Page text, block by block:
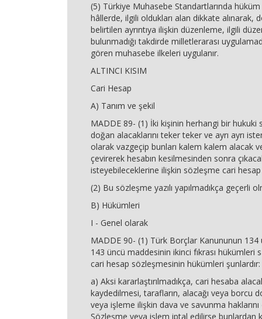
(5) Türkiye Muhasebe Standartlarında
hâllerde, ilgili oldukları alan dikkate alınarak,
belirtilen ayrıntıya ilişkin düzenleme, ilgili
bulunmadığı takdirde milletlerarası
gören muhasebe ilkeleri uygulanır.
ALTINCI KISIM
Cari Hesap
A) Tanım ve şekil
MADDE 89- (1) İki kişinin herhangi bir hukuki
doğan alacaklarını teker teker ve ayrı ayrı
olarak vazgeçip bunları kalem kalem alacak
çevirerek hesabın kesilmesinden sonra
isteyebileceklerine ilişkin sözleşme cari
(2) Bu sözleşme yazılı yapılmadıkça geçerli
B) Hükümleri
I - Genel olarak
MADDE 90- (1) Türk Borçlar Kanununun 134
143 üncü maddesinin ikinci fıkrası hükümleri
cari hesap sözleşmesinin hükümleri şunlardır:
a) Aksi kararlaştırılmadıkça, cari hesaba
kaydedilmesi, tarafların, alacağı veya borcu
veya işleme ilişkin dava ve savunma
Sözleşme veya işlem iptal edilirse bunlardan